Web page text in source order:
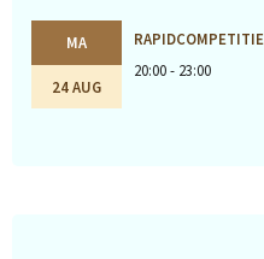
MA
24 AUG
RAPIDCOMPETITIE
20:00 - 23:00